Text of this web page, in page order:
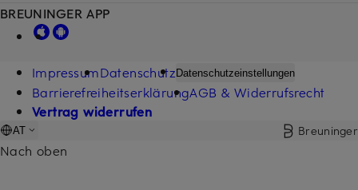
BREUNINGER APP
ImpressumDatenschutzDatenschutzeinstellungen
BarrierefreiheitserklärungAGB & Widerrufsrecht
Vertrag widerrufen
AT Breuninger
Nach oben